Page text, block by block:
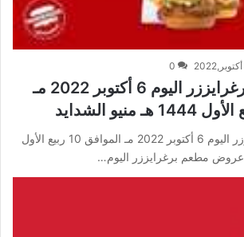
0
عروض مطعم برغرايززر اليوم 6 أكتوبر 2022 مـ
عروض مطعم برغرايززر اليوم 6 أكتوبر 2022 مـ الموافق 10 ربيع الأول